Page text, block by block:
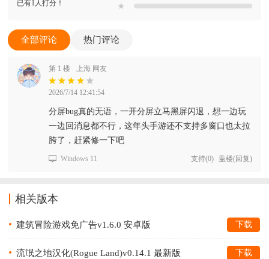
已有1人打分！
★
全部评论 热门评论
第 1 楼 上海 网友
2026/7/14 12:41:54
分屏bug真的无语，一开分屏立马黑屏闪退，想一边玩
一边回消息都不行，这年头手游还不支持多窗口也太拉
胯了，赶紧修一下吧
Windows 11 支持(0) 盖楼(回复)
相关版本
建筑冒险游戏免广告v1.6.0 安卓版 下载
流氓之地汉化(Rogue Land)v0.14.1 最新版 下载